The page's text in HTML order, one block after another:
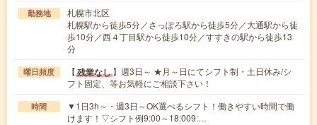
勤務地
札幌市北区
札幌駅から徒歩5分／さっぽろ駅から徒歩5分／大通駅から徒
歩10分／西４丁目駅から徒歩10分／すすきの駅から徒歩13
分
曜日頻度 【残業なし】週3日～ ★月～日にてシフト制・土日休み/シ
フト固定、等お気軽にご相談下さい！
時間
▼1日3h～・週3日～OK選べるシフト！働きやすい時間で働
けます！▽シフト例9:00～18:009:…